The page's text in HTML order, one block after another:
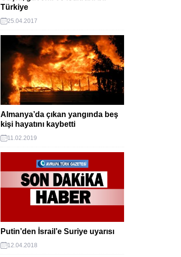
Türkiye
25.04.2017
Almanya’da çıkan yangında beş
kişi hayatını kaybetti
11.02.2019
Putin’den İsrail’e Suriye uyarısı
12.04.2018